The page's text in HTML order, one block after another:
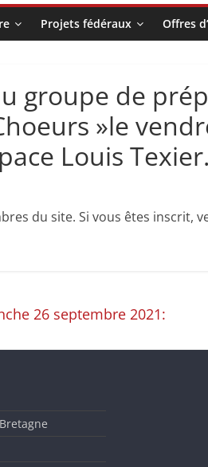
Projets fédéraux Offres
groupe de
»le
Louis Texier.
du site. Si vous êtes
26 septembre 2021: